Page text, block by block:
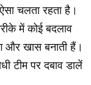
चलता रहता है।
में कोई बदलाव
और खास बनाती हैं।
टीम पर दबाव डालें